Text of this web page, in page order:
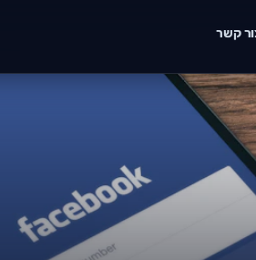
קשר